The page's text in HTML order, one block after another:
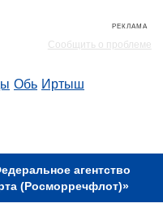
РЕКЛАМА
Сообщить о проблеме
Обь Иртыш
агентство
(Росморречфлот)»